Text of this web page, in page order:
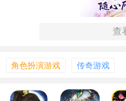
天地也不例外。在角色的1-
查
角色扮演游戏 传奇游戏